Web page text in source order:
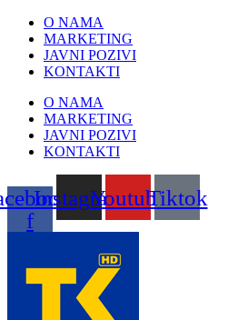
Skip
content
O NAMA
MARKETING
JAVNI POZIVI
KONTAKTI
O NAMA
MARKETING
JAVNI POZIVI
KONTAKTI
f
InstagramYoutubeTiktok